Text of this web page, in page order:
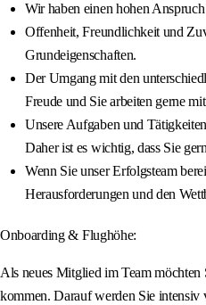
Wir haben einen hohen
Offenheit, Freundlichkeit und
Grundeigenschaften.
Der Umgang mit den
Freude und Sie arbeiten gerne
Unsere Aufgaben und
Daher ist es wichtig, dass Sie
Wenn Sie unser Erfolgsteam
Herausforderungen und den
Onboarding & Flughöhe:
Als neues Mitglied im Team
kommen. Darauf werden Sie intensiv